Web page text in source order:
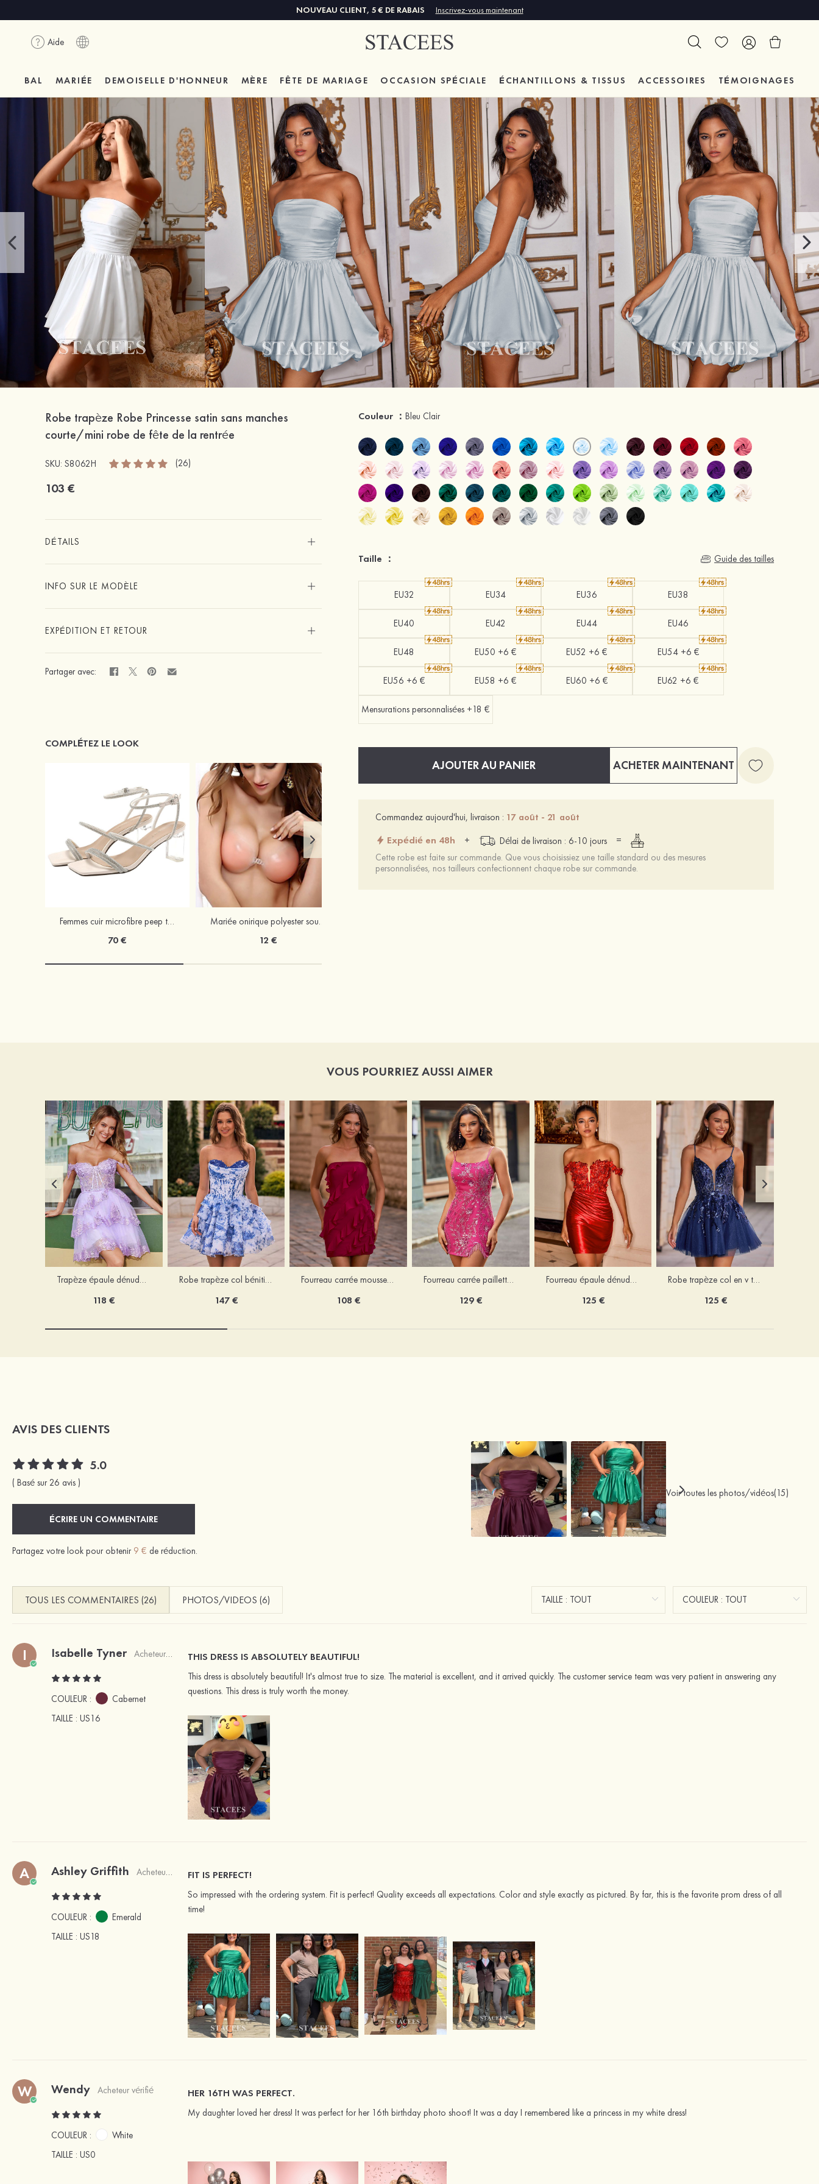
NOUVEAU CLIENT, 5 € DE RABAIS Inscrivez-vous maintenant
Aide
BAL MARIÉE DEMOISELLE D'HONNEUR MÈRE FÊTE DE MARIAGE OCCASION SPÉCIALE ÉCHANTILLONS & TISSUS ACCESSOIRES TÉMOIGNAGES
Robe trapèze Robe Princesse satin sans manches
courte/mini robe de fête de la rentrée
SKU: S8062H (26)
103 €
DÉTAILS
INFO SUR LE MODÈLE
EXPÉDITION ET RETOUR
Partager avec:
COMPLÉTEZ LE LOOK
Femmes cuir microfibre peep toe sandales talon bottier chaussures d'extérieur avec cristal
70 €
Mariée onirique polyester soutien-gorge
12 €
Couleur ：Bleu Clair
Taille ： Guide des tailles
EU32 EU34 EU36 EU38
EU40 EU42 EU44 EU46
EU48 EU50 +6 € EU52 +6 € EU54 +6 €
EU56 +6 € EU58 +6 € EU60 +6 € EU62 +6 €
Mensurations personnalisées +18 €
AJOUTER AU PANIER ACHETER MAINTENANT
Commandez aujourd'hui, livraison : 17 août - 21 août
Expédié en 48h + Délai de livraison : 6-10 jours
=
Cette robe est faite sur commande. Que vous choisissiez une taille standard ou des mesures
personnalisées, nos tailleurs confectionnent chaque robe sur commande.
VOUS POURRIEZ AUSSI AIMER
Trapèze épaule dénudée tulle courte/mini robe de fête de la rentrée avec paillettes
118 €
Robe trapèze col bénitier mousseline courte/mini robe de fête de la rentrée avec appliqué
147 €
Fourreau carrée mousseline courte/mini robe de fête de la rentré avec volants
108 €
Fourreau carrée paillettes courte/mini robe de fête de la rentrée
129 €
Fourreau épaule dénudée soie comme du satin courte/mini robe de fête de la rentrée
125 €
Robe trapèze col en v tulle courte/mini robe de fête de la rentrée avec poches paillettes
125 €
AVIS DES CLIENTS
5.0
( Basé sur 26 avis )
ÉCRIRE UN COMMENTAIRE
Partagez votre look pour obtenir 9 € de réduction.
Voir toutes les photos/vidéos(15)
TOUS LES COMMENTAIRES (26) PHOTOS/VIDEOS (6)
I Isabelle Tyner Acheteur vérifié
COULEUR :
Cabernet
TAILLE : US16
THIS DRESS IS ABSOLUTELY BEAUTIFUL!
This dress is absolutely beautiful! It's almost true to size. The material is excellent, and it arrived quickly. The customer service team was very patient in answering any
questions. This dress is truly worth the money.
A Ashley Griffith Acheteur vérifié
COULEUR :
Emerald
TAILLE : US18
FIT IS PERFECT!
So impressed with the ordering system. Fit is perfect! Quality exceeds all expectations. Color and style exactly as pictured. By far, this is the favorite prom dress of all
time!
W Wendy Acheteur vérifié
COULEUR :
White
TAILLE : US0
HER 16TH WAS PERFECT.
My daughter loved her dress! It was perfect for her 16th birthday photo shoot! It was a day I remembered like a princess in my white dress!